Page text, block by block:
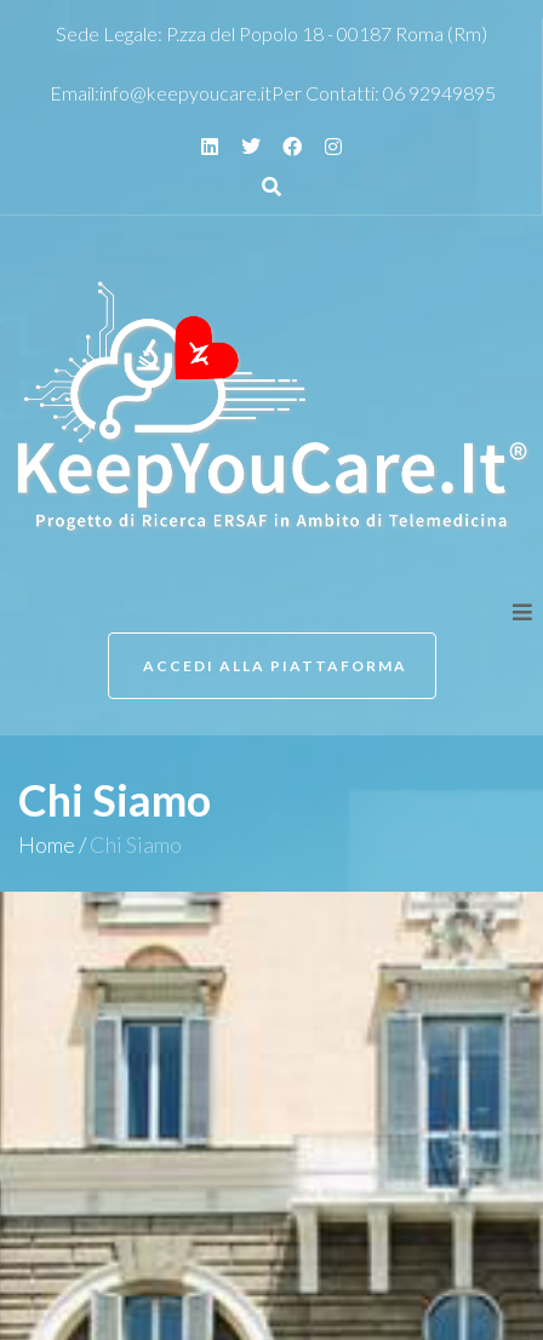
Sede Legale: P.zza del Popolo 18 - 00187 Roma (Rm)
Email:info@keepyoucare.itPer Contatti: 06 92949895
ACCEDI ALLA PIATTAFORMA
Chi Siamo
Home/Chi Siamo